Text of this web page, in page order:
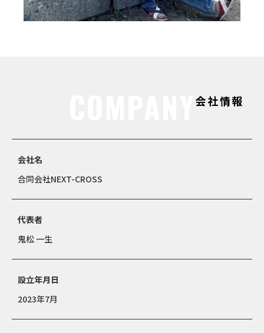
会社情報
会社名
合同会社NEXT-CROSS
代表者
鬼松 一生
設立年月日
2023年7月